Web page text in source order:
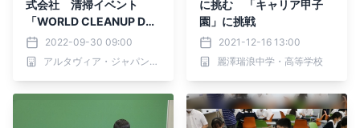
式会社 清掃イベント
「WORLD CLEANUP DA
Y」 に参画
2022-09-30 09:00
アルタヴィア・ジャパン株式会社
に挑む 「キャリア甲子
園」に挑戦
2021-12-16 13:00
麗澤瑞浪中学・高等学校